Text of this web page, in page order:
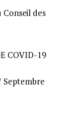
des
COVID-19
Septembre